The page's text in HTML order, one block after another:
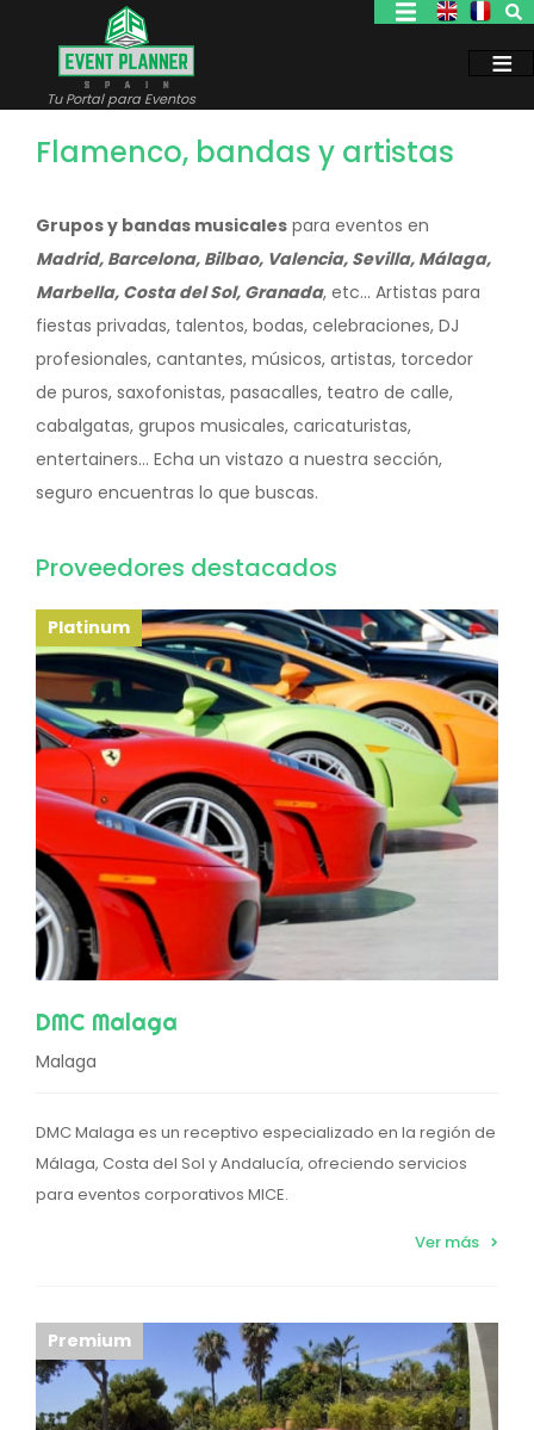
contenido
Tu Portal para Eventos
Flamenco, bandas y artistas
Grupos y bandas musicales para eventos en
Madrid, Barcelona, Bilbao, Valencia, Sevilla, Málaga,
Marbella, Costa del Sol, Granada, etc... Artistas para
fiestas privadas, talentos, bodas, celebraciones, DJ
profesionales, cantantes, músicos, artistas, torcedor
de puros, saxofonistas, pasacalles, teatro de calle,
cabalgatas, grupos musicales, caricaturistas,
entertainers... Echa un vistazo a nuestra sección,
seguro encuentras lo que buscas.
Proveedores destacados
Platinum
DMC Malaga
Malaga
DMC Malaga es un receptivo especializado en la región de
Málaga, Costa del Sol y Andalucía, ofreciendo servicios
para eventos corporativos MICE.
Ver más
Premium